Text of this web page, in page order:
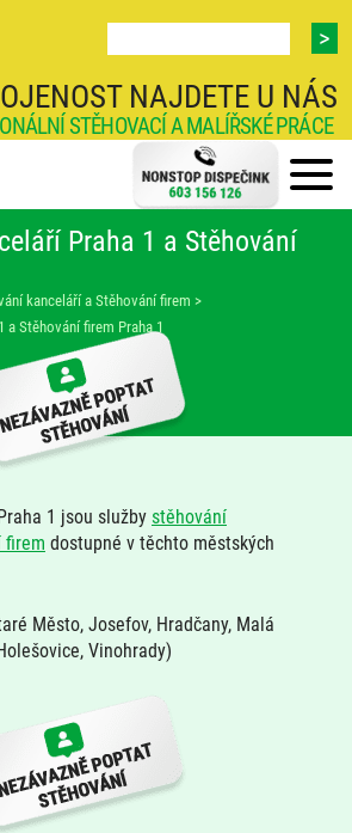
NAJDETE U NÁS
STĚHOVACÍ A MALÍŘSKÉ PRÁCE
Praha 1 a Stěhování
kanceláří a Stěhování firem >
a Stěhování firem Praha 1
1 jsou služby stěhování
firem dostupné v těchto městských
Město, Josefov, Hradčany, Malá
Vinohrady)